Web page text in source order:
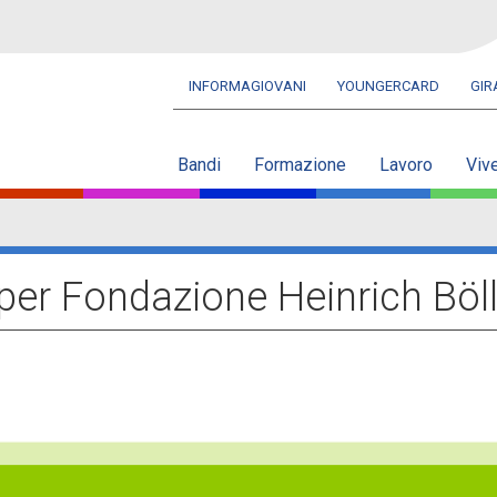
Navbar
INFORMAGIOVANI YOUNGERCARD
Bandi Formazione Lavoro
Fondazione Heinrich Böll